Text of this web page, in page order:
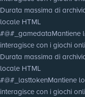
Durata massima di
locale HTML
#@#_gamedataMantiene
interagisce con i giochi
Durata massima di
locale HTML
#@#_lasttokenMantiene
interagisce con i giochi